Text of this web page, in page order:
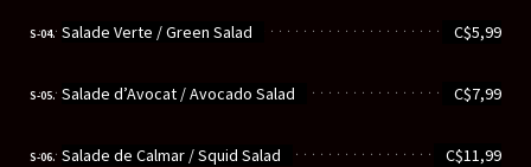
S-04. C$5,99
Salade Verte / Green Salad
S-05. C$7,99
Salade d’Avocat / Avocado Salad
S-06. C$11,99
Salade de Calmar / Squid Salad